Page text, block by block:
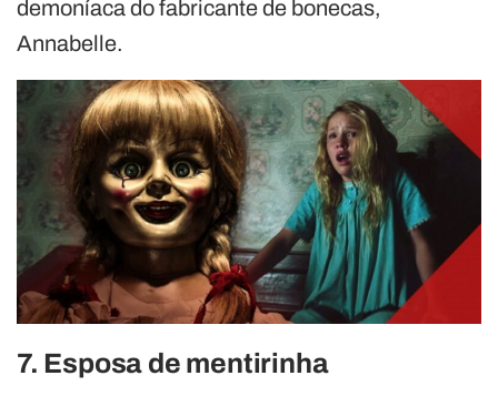
demoníaca do fabricante de bonecas,
Annabelle.
7. Esposa de mentirinha